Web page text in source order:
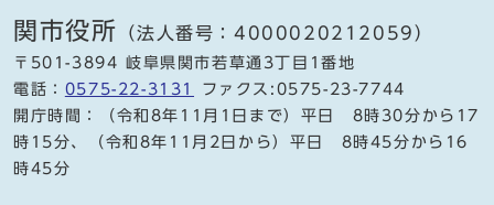
関市役所 （法人番号：4000020212059）
〒501-3894 岐阜県関市若草通3丁目1番地
電話： 0575-22-3131
ファクス:0575-23-7744
開庁時間：（令和8年11月1日まで）平日 8時30分から17
時15分、（令和8年11月2日から）平日 8時45分から16
時45分